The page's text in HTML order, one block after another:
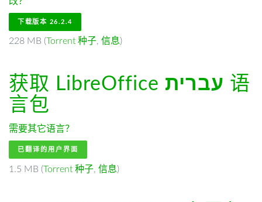
下载版本 26.2.4
228 MB (Torrent 种子, 信息)
获取 LibreOffice עברית 语
言包
需要其它语言？
已翻译的用户界面
1.5 MB (Torrent 种子, 信息)